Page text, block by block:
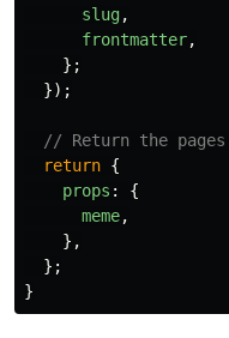
slug,
frontmatter,
};
});
// Return the
return {
props :
{
meme,
},
};
}